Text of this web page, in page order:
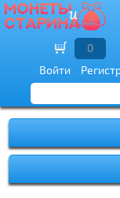
Войти
0